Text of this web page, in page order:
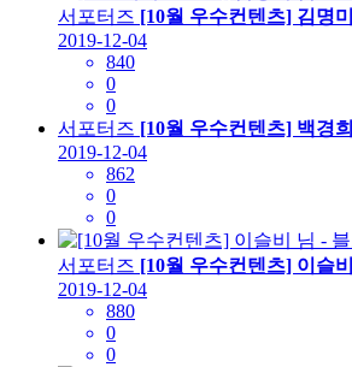
서포터즈 [10월 우수컨텐츠] 김명
2019-12-04
840
0
0
서포터즈 [10월 우수컨텐츠] 백경
2019-12-04
862
0
0
서포터즈 [10월 우수컨텐츠] 이슬
2019-12-04
880
0
0